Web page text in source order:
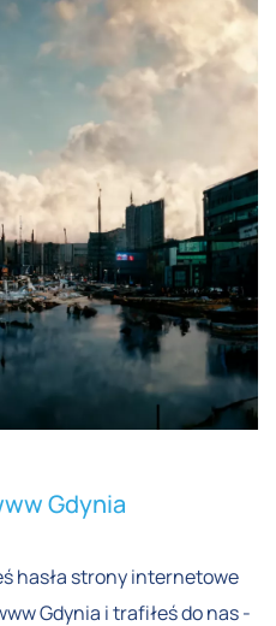
Gdynia
hasła strony internetowe
Gdynia i trafiłeś do nas -